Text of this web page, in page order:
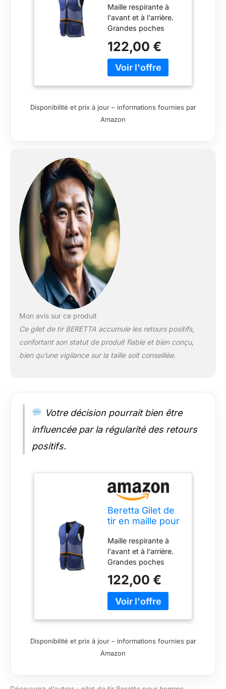
Maille respirante à
l'avant et à l'arrière.
Grandes poches
35 % coton
122,00 €
Disponibilité et prix à jour – informations fournies par
Amazon
Mon avis sur ce produit
Ce gilet de tir BERETTA accumule les retours positifs,
confortant son statut de produit fiable et bien conçu,
bien qu’une vigilance sur la taille soit conseillée.
Votre décision pourrait bien être
influencée par la régularité des retours
positifs.
Beretta Gilet de
tir en maille pour
Maille respirante à
l'avant et à l'arrière.
Grandes poches
35 % coton
122,00 €
Disponibilité et prix à jour – informations fournies par
Amazon